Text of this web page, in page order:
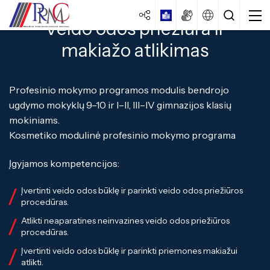
Centro strategija
Veiklos dokumentai
Laisvos darbo vietos
Istorija
Specialybės turintiems vidurinį
išsilavinimą
poreikių
Veido odos priežiūra ir
makiažo atlikimas
Profesinio mokymo programos modulis bendrojo
ugdymo mokyklų 9–10 ir I–II, III–IV gimnazijos klasių
mokiniams.
Kosmetiko modulinė profesinio mokymo programa
Įgyjamos kompetencijos:
Įvertinti veido odos būklę ir parinkti veido odos priežiūros
procedūras.
Atlikti neaparatines neinvazines veido odos priežiūros
procedūras.
Įvertinti veido odos būklę ir parinkti priemones makiažui
atlikti.